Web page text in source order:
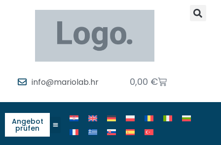
info@mariolab.hr 0,00 €
Angebot
prüfen